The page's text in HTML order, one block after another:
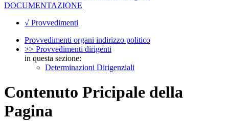
DOCUMENTAZIONE
√ Provvedimenti
Provvedimenti organi indirizzo politico
>> Provvedimenti dirigenti
in questa sezione:
Determinazioni Dirigenziali
Contenuto Pricipale della
Pagina